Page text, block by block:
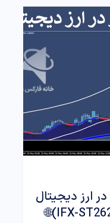
ارز دیجیتال